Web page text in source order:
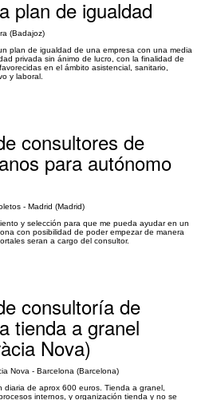
plan de igualdad
(Badajoz)
plan de igualdad de una empresa con una media
privada sin ánimo de lucro, con la finalidad de
en el ámbito asistencial, sanitario,
y laboral.
consultores de
para autónomo
- Madrid (Madrid)
y selección para que me pueda ayudar en un
con posibilidad de poder empezar de manera
seran a cargo del consultor.
consultoría de
tienda a granel
Nova)
Nova - Barcelona (Barcelona)
diaria de aprox 600 euros. Tienda a granel,
internos, y organización tienda y no se